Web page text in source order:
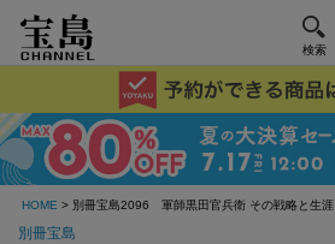
検索
HOME > 別冊宝島2096 軍師黒田官兵衛 その戦略と生涯
別冊宝島